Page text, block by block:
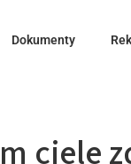
Dokumenty
ciele